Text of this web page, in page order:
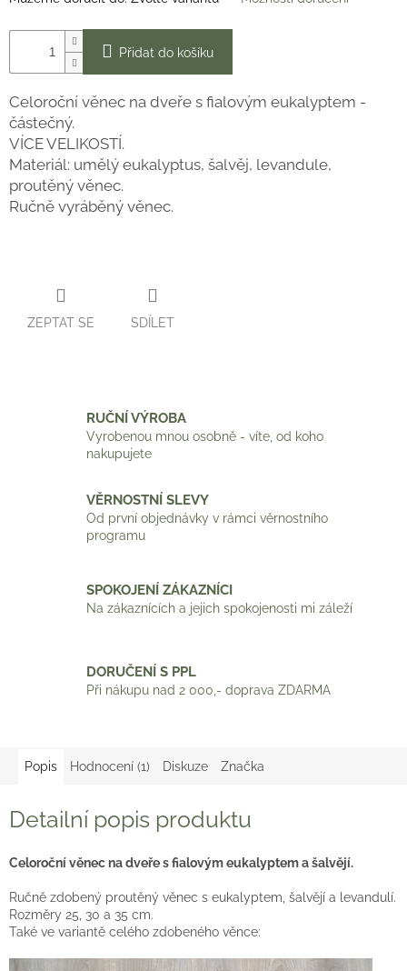
Přidat do košíku
Celoroční věnec na dveře s fialovým eukalyptem -
částečný.
VÍCE VELIKOSTÍ.
Materiál: umělý eukalyptus, šalvěj, levandule,
proutěný věnec.
Ručně vyráběný věnec.
ZEPTAT SE SDÍLET
RUČNÍ VÝROBA
Vyrobenou mnou osobně - víte, od koho
nakupujete
VĚRNOSTNÍ SLEVY
Od první objednávky v rámci věrnostního
programu
SPOKOJENÍ ZÁKAZNÍCI
Na zákaznících a jejich spokojenosti mi záleží
DORUČENÍ S PPL
Při nákupu nad 2 000,- doprava ZDARMA
Popis Hodnocení (1) Diskuze Značka
Detailní popis produktu
Celoroční věnec na dveře s fialovým eukalyptem a šalvějí.
Ručně zdobený proutěný věnec s eukalyptem, šalvějí a levandulí.
Rozměry 25, 30 a 35 cm.
Také ve variantě celého zdobeného věnce: